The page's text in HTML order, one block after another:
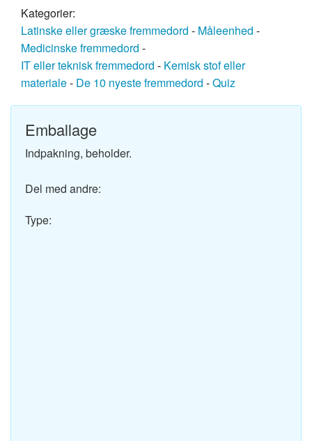
Kategorier:
Latinske eller græske fremmedord - Måleenhed -
Medicinske fremmedord -
IT eller teknisk fremmedord - Kemisk stof eller
materiale- De 10 nyeste fremmedord -Quiz
Emballage
Indpakning, beholder.
Del med andre:
Type: